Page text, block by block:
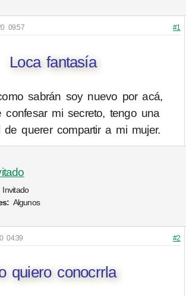
09:57 #1
Loca fantasía
sabrán soy nuevo por acá,
confesar mi secreto, tengo una
de querer compartir a mi mujer.
Invitado
Algunos
04:39 #2
quiero conocrrla